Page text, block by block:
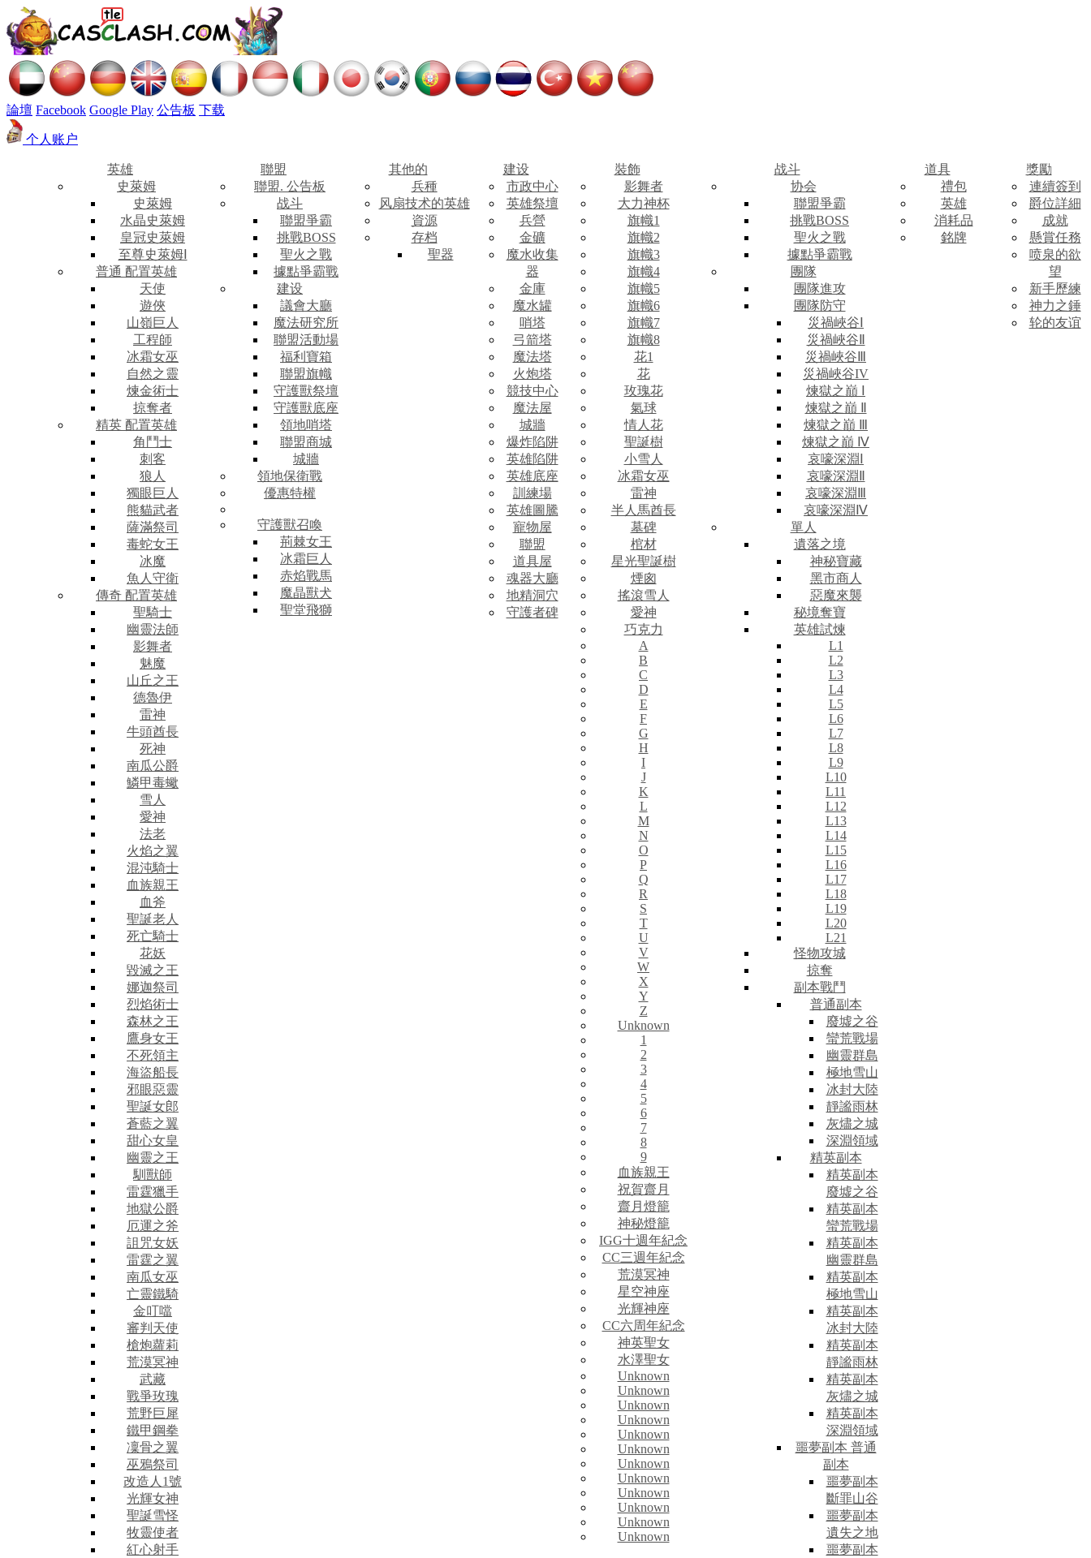
論壇 Facebook Google Play 公告板 下载
个人账户
英雄
史萊姆
史萊姆
水晶史萊姆
皇冠史萊姆
至尊史萊姆Ⅰ
普通 配置英雄
天使
遊俠
山嶺巨人
工程師
冰霜女巫
自然之靈
煉金術士
掠奪者
精英 配置英雄
角鬥士
刺客
狼人
獨眼巨人
熊貓武者
薩滿祭司
毒蛇女王
冰魔
魚人守衛
傳奇 配置英雄
聖騎士
幽靈法師
影舞者
魅魔
山丘之王
德魯伊
雷神
牛頭酋長
死神
南瓜公爵
鱗甲毒蠍
雪人
愛神
法老
火焰之翼
混沌騎士
血族親王
血斧
聖誕老人
死亡騎士
花妖
毀滅之王
娜迦祭司
烈焰術士
森林之王
鷹身女王
不死領主
海盜船長
邪眼惡靈
聖誕女郎
蒼藍之翼
甜心女皇
幽靈之王
馴獸師
雷霆獵手
地獄公爵
厄運之斧
詛咒女妖
雷霆之翼
南瓜女巫
亡靈鐵騎
金叮噹
審判天使
槍炮蘿莉
荒漠冥神
武藏
戰爭玫瑰
荒野巨犀
鐵甲鋼拳
凜骨之翼
巫鴉祭司
改造人1號
光輝女神
聖誕雪怪
牧靈使者
紅心射手
聯盟
聯盟. 公告板
战斗
聯盟爭霸
挑戰BOSS
聖火之戰
據點爭霸戰
建设
議會大廳
魔法研究所
聯盟活動場
福利寶箱
聯盟旗幟
守護獸祭壇
守護獸底座
領地哨塔
聯盟商城
城牆
領地保衛戰
優惠特權
守護獸召喚
荊棘女王
冰霜巨人
赤焰戰馬
魔晶獸犬
聖堂飛獅
其他的
兵種
风扇技术的英雄
資源
存档
聖器
建设
市政中心
英雄祭壇
兵營
金礦
魔水收集
器
金庫
魔水罐
哨塔
弓箭塔
魔法塔
火炮塔
競技中心
魔法屋
城牆
爆炸陷阱
英雄陷阱
英雄底座
訓練場
英雄圖騰
寵物屋
聯盟
道具屋
魂器大廳
地精洞穴
守護者碑
裝飾
影舞者
大力神杯
旗幟1
旗幟2
旗幟3
旗幟4
旗幟5
旗幟6
旗幟7
旗幟8
花1
花
玫瑰花
氣球
情人花
聖誕樹
小雪人
冰霜女巫
雷神
半人馬酋長
墓碑
棺材
星光聖誕樹
煙囪
搖滾雪人
愛神
巧克力
A
B
C
D
E
F
G
H
I
J
K
L
M
N
O
P
Q
R
S
T
U
V
W
X
Y
Z
Unknown
1
2
3
4
5
6
7
8
9
血族親王
祝賀齋月
齋月燈籠
神秘燈籠
IGG十週年紀念
CC三週年紀念
荒漠冥神
星空神座
光輝神座
CC六周年紀念
神英聖女
水澤聖女
Unknown
Unknown
Unknown
Unknown
Unknown
Unknown
Unknown
Unknown
Unknown
Unknown
Unknown
Unknown
战斗
协会
聯盟爭霸
挑戰BOSS
聖火之戰
據點爭霸戰
團隊
團隊進攻
團隊防守
災禍峽谷Ⅰ
災禍峽谷Ⅱ
災禍峽谷Ⅲ
災禍峽谷IV
煉獄之巔 Ⅰ
煉獄之巔 Ⅱ
煉獄之巔 Ⅲ
煉獄之巔 Ⅳ
哀嚎深淵Ⅰ
哀嚎深淵Ⅱ
哀嚎深淵Ⅲ
哀嚎深淵Ⅳ
單人
遺落之境
神秘寶藏
黑市商人
惡魔來襲
秘境奪寶
英雄試煉
L1
L2
L3
L4
L5
L6
L7
L8
L9
L10
L11
L12
L13
L14
L15
L16
L17
L18
L19
L20
L21
怪物攻城
掠奪
副本戰鬥
普通副本
廢墟之谷
蠻荒戰場
幽靈群島
極地雪山
冰封大陸
靜謐雨林
灰燼之城
深淵領域
精英副本
精英副本
廢墟之谷
精英副本
蠻荒戰場
精英副本
幽靈群島
精英副本
極地雪山
精英副本
冰封大陸
精英副本
靜謐雨林
精英副本
灰燼之城
精英副本
深淵領域
噩夢副本 普通
副本
噩夢副本
斷罪山谷
噩夢副本
遺失之地
噩夢副本
道具
禮包
英雄
消耗品
銘牌
獎勵
連續簽到
爵位詳細
成就
懸賞任務
喷泉的欲
望
新手歷練
神力之錘
轮的友谊